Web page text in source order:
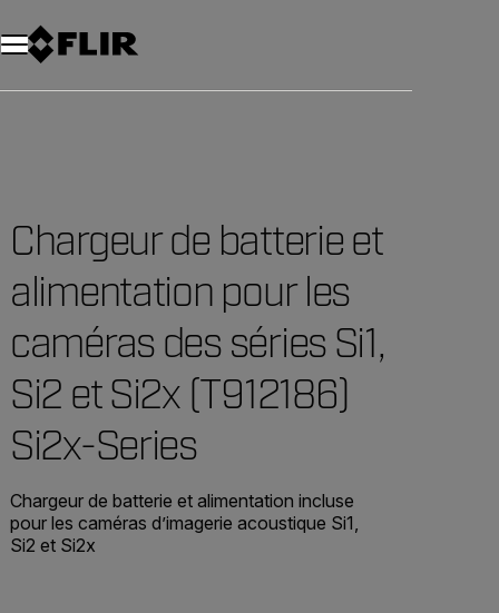
Unread messages
Modèle
Supprimer
articles
article
Ajouter au panier
Ajouté au panier
Chargeur de batterie et
alimentation pour les
caméras des séries Si1,
Si2 et Si2x (T912186)
Si2x-Series
Chargeur de batterie et alimentation incluse
pour les caméras d’imagerie acoustique Si1,
Si2 et Si2x